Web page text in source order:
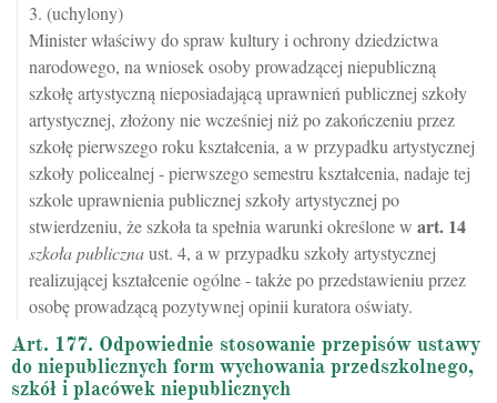
3. (uchylony)
Minister właściwy do spraw kultury i ochrony dziedzictwa
narodowego, na wniosek osoby prowadzącej niepubliczną
szkołę artystyczną nieposiadającą uprawnień publicznej szkoły
artystycznej, złożony nie wcześniej niż po zakończeniu przez
szkołę pierwszego roku kształcenia, a w przypadku artystycznej
szkoły policealnej - pierwszego semestru kształcenia, nadaje tej
szkole uprawnienia publicznej szkoły artystycznej po
stwierdzeniu, że szkoła ta spełnia warunki określone w art. 14
szkoła publicznaust. 4, a w przypadku szkoły artystycznej
realizującej kształcenie ogólne - także po przedstawieniu przez
osobę prowadzącą pozytywnej opinii kuratora oświaty.
Art. 177. Odpowiednie stosowanie przepisów ustawy
do niepublicznych form wychowania przedszkolnego,
szkół i placówek niepublicznych